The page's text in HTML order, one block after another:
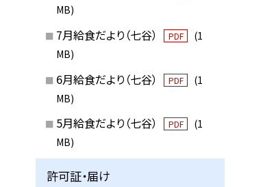
MB)
7月給食だより（七谷） PDF
(1
MB)
6月給食だより（七谷） PDF
(1
MB)
5月給食だより（七谷） PDF
(1
MB)
許可証・届け